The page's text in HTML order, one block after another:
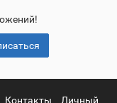
Контакты
Личный